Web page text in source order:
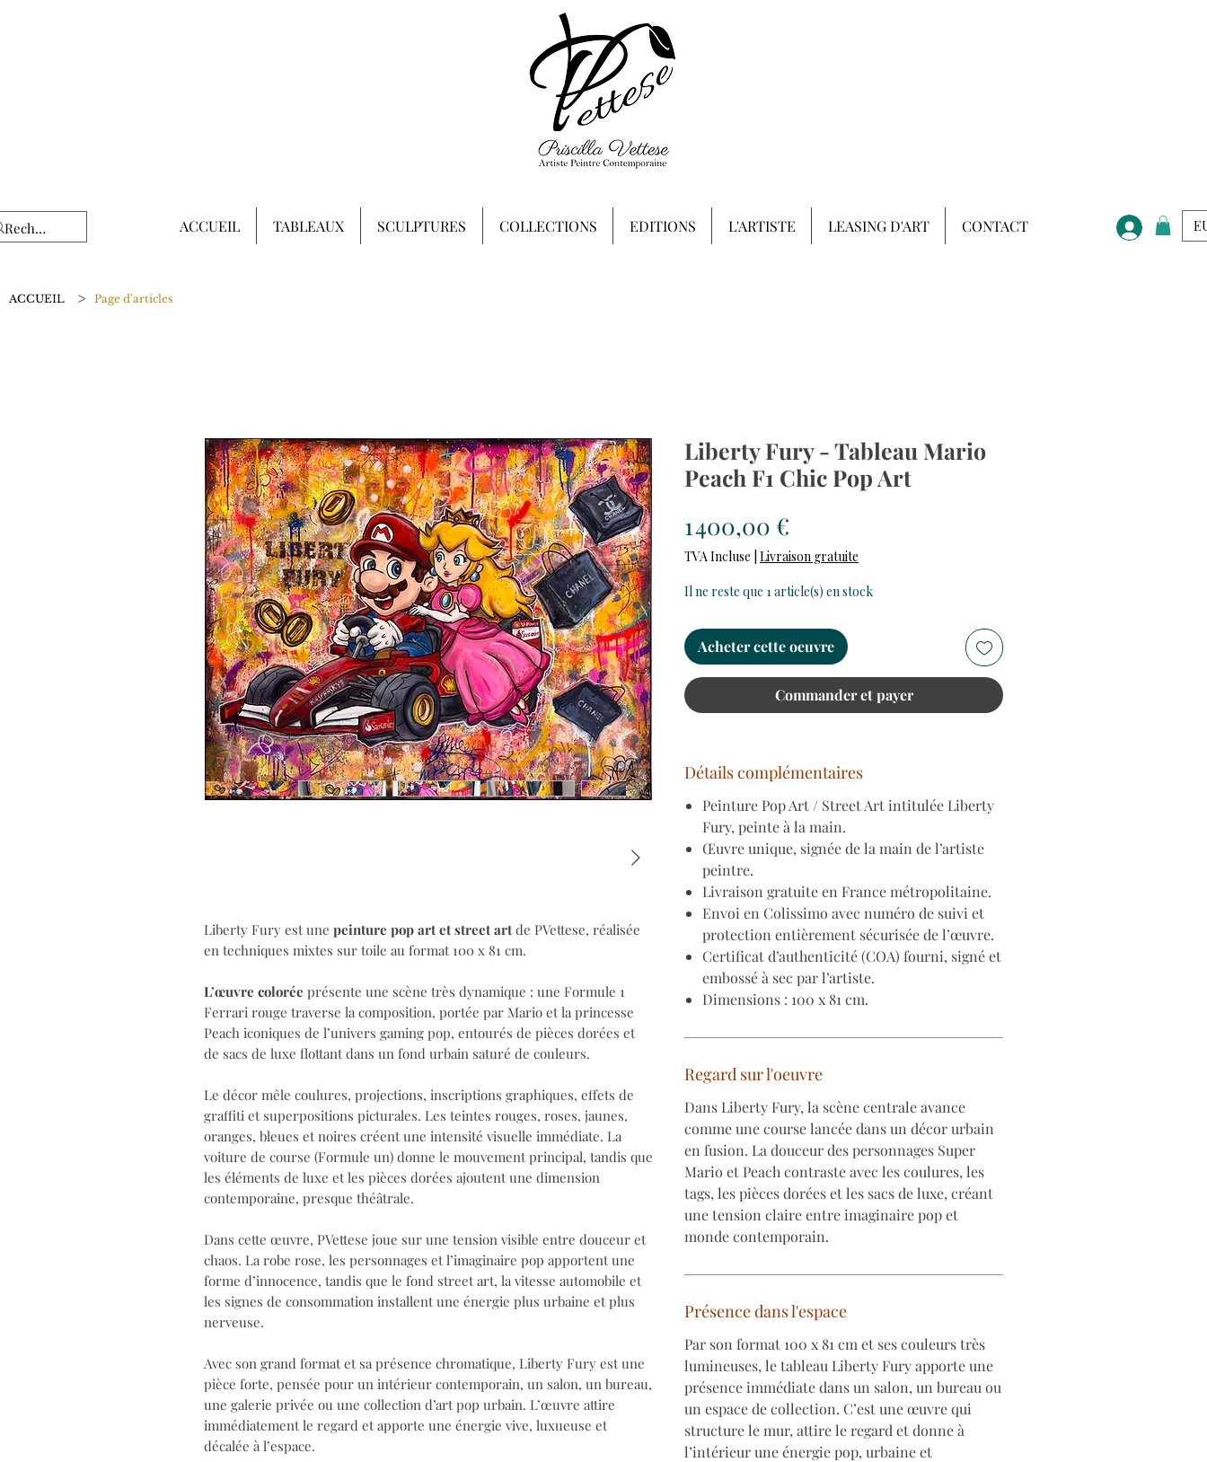
ACCUEIL > Page d'articles
Liberty Fury est une peinture pop art et street art de PVettese, réalisée
en techniques mixtes sur toile au format 100 x 81 cm.
L’œuvre colorée présente une scène très dynamique : une Formule 1
Ferrari rouge traverse la composition, portée par Mario et la princesse
Peach iconiques de l’univers gaming pop, entourés de pièces dorées et
de sacs de luxe flottant dans un fond urbain saturé de couleurs.
Le décor mêle coulures, projections, inscriptions graphiques, effets de
graffiti et superpositions picturales. Les teintes rouges, roses, jaunes,
oranges, bleues et noires créent une intensité visuelle immédiate. La
voiture de course (Formule un) donne le mouvement principal, tandis que
les éléments de luxe et les pièces dorées ajoutent une dimension
contemporaine, presque théâtrale.
Dans cette œuvre, PVettese joue sur une tension visible entre douceur et
chaos. La robe rose, les personnages et l’imaginaire pop apportent une
forme d’innocence, tandis que le fond street art, la vitesse automobile et
les signes de consommation installent une énergie plus urbaine et plus
nerveuse.
Avec son grand format et sa présence chromatique, Liberty Fury est une
pièce forte, pensée pour un intérieur contemporain, un salon, un bureau,
une galerie privée ou une collection d’art pop urbain. L’œuvre attire
immédiatement le regard et apporte une énergie vive, luxueuse et
décalée à l’espace.
Liberty Fury - Tableau Mario
Peach F1 Chic Pop Art
1 400,00 €
TVA Incluse Livraison gratuite
Il ne reste que 1 article(s) en stock
Acheter cette oeuvre
Commander et payer
Détails complémentaires
Peinture Pop Art / Street Art intitulée Liberty
Fury, peinte à la main.
Œuvre unique, signée de la main de l’artiste
peintre.
Livraison gratuite en France métropolitaine.
Envoi en Colissimo avec numéro de suivi et
protection entièrement sécurisée de l’œuvre.
Certificat d’authenticité (COA) fourni, signé et
embossé à sec par l’artiste.
Dimensions : 100 x 81 cm.
Regard sur l'oeuvre
Dans Liberty Fury, la scène centrale avance
comme une course lancée dans un décor urbain
en fusion. La douceur des personnages Super
Mario et Peach contraste avec les coulures, les
tags, les pièces dorées et les sacs de luxe, créant
une tension claire entre imaginaire pop et
monde contemporain.
Présence dans l'espace
Par son format 100 x 81 cm et ses couleurs très
lumineuses, le tableau Liberty Fury apporte une
présence immédiate dans un salon, un bureau ou
un espace de collection. C’est une œuvre qui
structure le mur, attire le regard et donne à
l’intérieur une énergie pop, urbaine et
ACCUEIL TABLEAUX SCULPTURES COLLECTIONS EDITIONS L'ARTISTE LEASING D'ART CONTACT